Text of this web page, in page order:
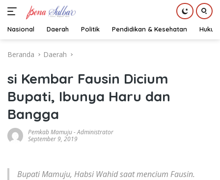
Nasional Daerah Politik Pendidikan & Kesehatan Hukum
Beranda Daerah
si Kembar Fausin Dicium
Bupati, Ibunya Haru dan
Bangga
Pemkab Mamuju-Administrator
September 9, 2019
Bupati Mamuju, Habsi Wahid saat mencium Fausin.